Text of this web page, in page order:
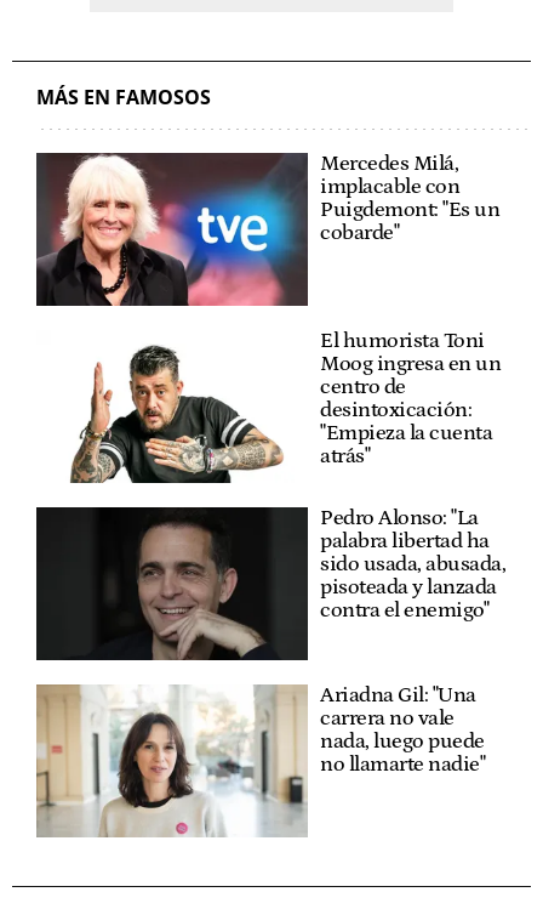
MÁS EN FAMOSOS
Mercedes Milá,
implacable con
Puigdemont: "Es un
cobarde"
El humorista Toni
Moog ingresa en un
centro de
desintoxicación:
"Empieza la cuenta
atrás"
Pedro Alonso: "La
palabra libertad ha
sido usada, abusada,
pisoteada y lanzada
contra el enemigo"
Ariadna Gil: "Una
carrera no vale
nada, luego puede
no llamarte nadie"